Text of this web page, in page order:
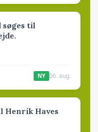
til
NY 06. aug.
Henrik Haves